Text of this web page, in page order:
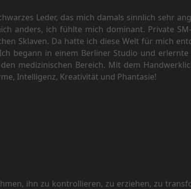
Leder, das mich damals sinnlich sehr
anders, ich fühlte mich dominant. Private
Sklaven. Da hatte ich diese Welt für mich
begann in einem Berliner Studio und
medizinischen Bereich. Mit dem
Intelligenz, Kreativität und Phantasie!
ihn zu kontrollieren, zu erziehen, zu